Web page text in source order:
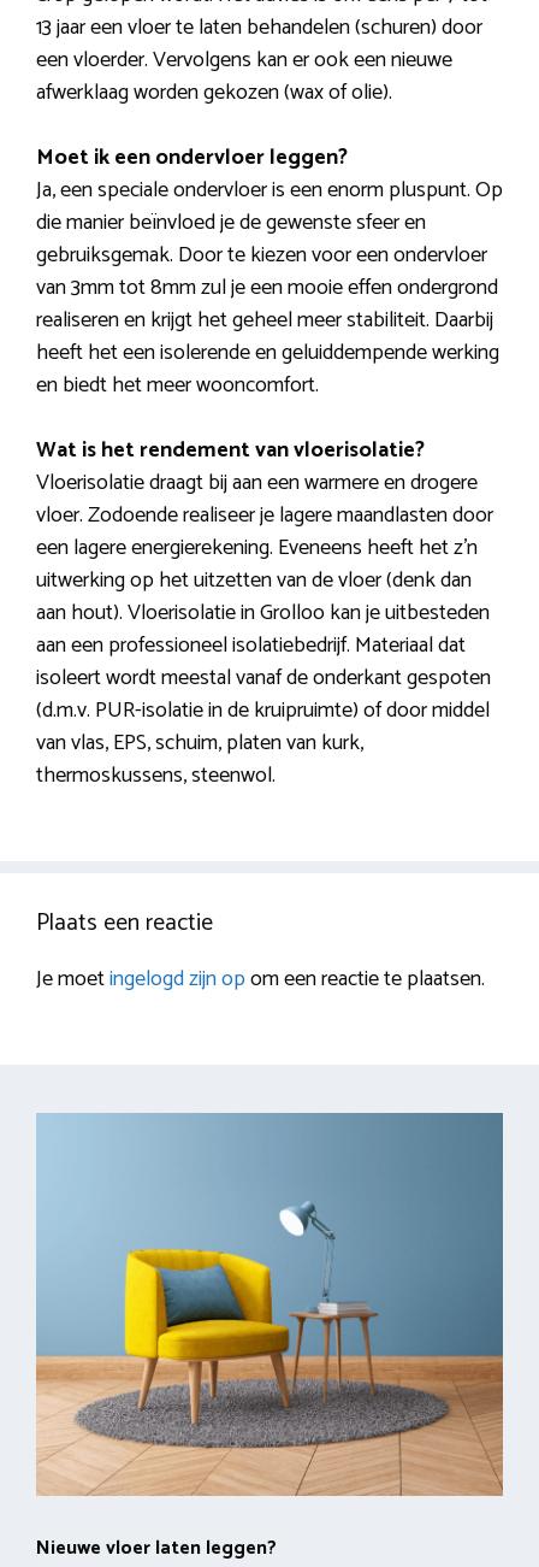
13 jaar een vloer te laten behandelen (schuren) door
een vloerder. Vervolgens kan er ook een nieuwe
afwerklaag worden gekozen (wax of olie).
Moet ik een ondervloer leggen?
Ja, een speciale ondervloer is een enorm pluspunt. Op
die manier beïnvloed je de gewenste sfeer en
gebruiksgemak. Door te kiezen voor een ondervloer
van 3mm tot 8mm zul je een mooie effen ondergrond
realiseren en krijgt het geheel meer stabiliteit. Daarbij
heeft het een isolerende en geluiddempende werking
en biedt het meer wooncomfort.
Wat is het rendement van vloerisolatie?
Vloerisolatie draagt bij aan een warmere en drogere
vloer. Zodoende realiseer je lagere maandlasten door
een lagere energierekening. Eveneens heeft het z’n
uitwerking op het uitzetten van de vloer (denk dan
aan hout). Vloerisolatie in Grolloo kan je uitbesteden
aan een professioneel isolatiebedrijf. Materiaal dat
isoleert wordt meestal vanaf de onderkant gespoten
(d.m.v. PUR-isolatie in de kruipruimte) of door middel
van vlas, EPS, schuim, platen van kurk,
thermoskussens, steenwol.
Plaats een reactie
Je moetingelogd zijn opom een reactie te plaatsen.
Nieuwe vloer laten leggen?